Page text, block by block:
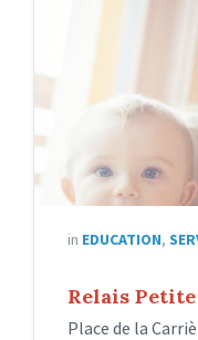
in EDUCATION,
Relais
Place de la